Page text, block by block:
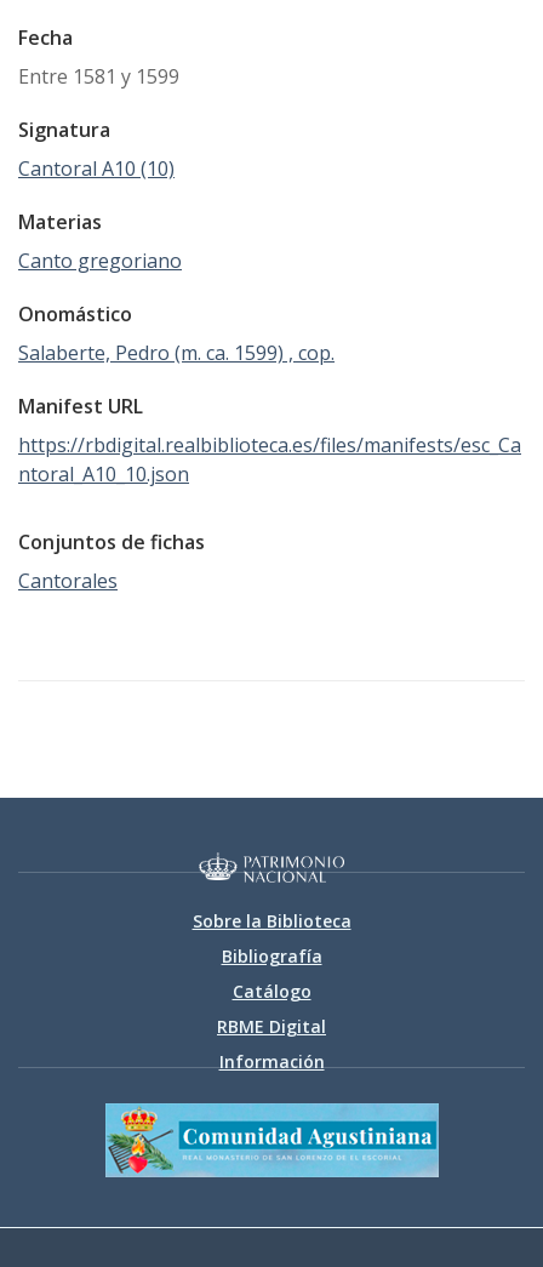
Fecha
Entre 1581 y 1599
Signatura
Cantoral A10 (10)
Materias
Canto gregoriano
Onomástico
Salaberte, Pedro (m. ca. 1599) , cop.
Manifest URL
https://rbdigital.realbiblioteca.es/files/manifests/esc_Ca
ntoral_A10_10.json
Conjuntos de fichas
Cantorales
Sobre la Biblioteca
Bibliografía
Catálogo
RBME Digital
Información